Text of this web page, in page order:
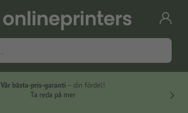
Vår bästa-pris-garanti – din fördel!
Ta reda på mer